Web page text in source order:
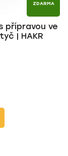
ZDARMA
přípravou ve
| HAKR